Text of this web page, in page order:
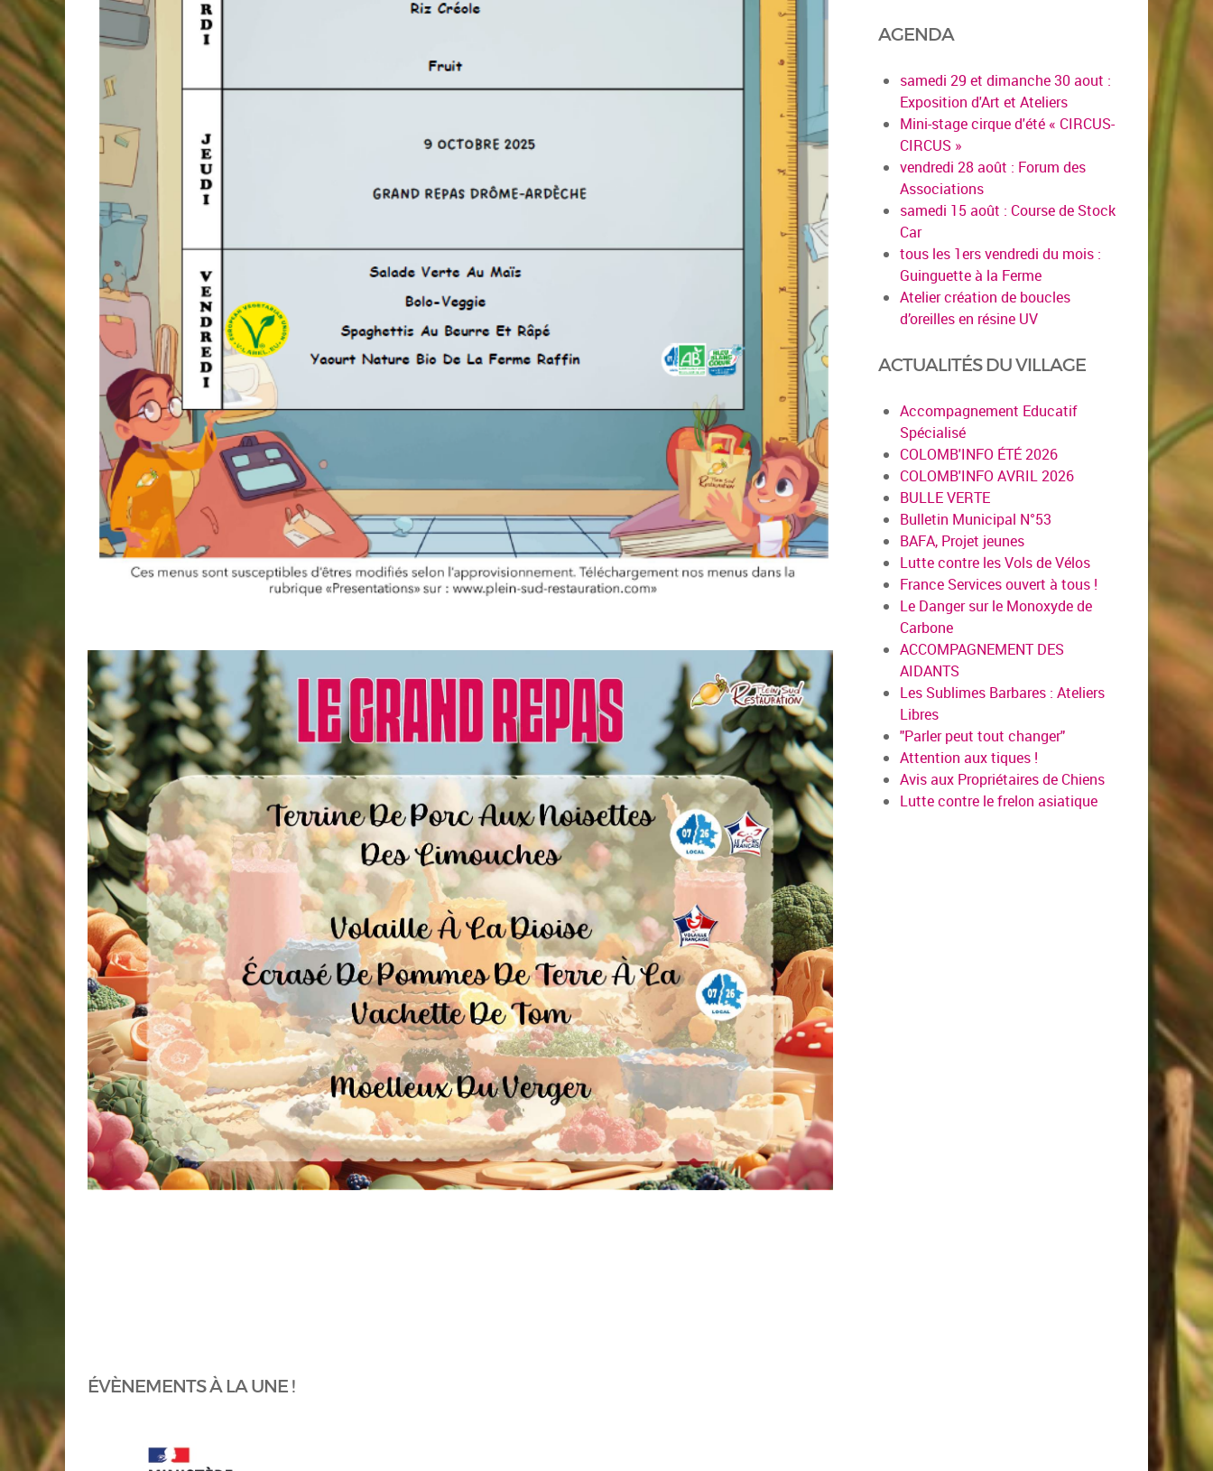
ÉVÈNEMENTS À LA UNE !
AGENDA
samedi 29 et dimanche 30 aout :
Exposition d'Art et Ateliers
Mini-stage cirque d'été « CIRCUS-
CIRCUS »
vendredi 28 août : Forum des
Associations
samedi 15 août : Course de Stock
Car
tous les 1ers vendredi du mois :
Guinguette à la Ferme
Atelier création de boucles
d’oreilles en résine UV
ACTUALITÉS DU VILLAGE
Accompagnement Educatif
Spécialisé
COLOMB'INFO ÉTÉ 2026
COLOMB'INFO AVRIL 2026
BULLE VERTE
Bulletin Municipal N°53
BAFA, Projet jeunes
Lutte contre les Vols de Vélos
France Services ouvert à tous !
Le Danger sur le Monoxyde de
Carbone
ACCOMPAGNEMENT DES
AIDANTS
Les Sublimes Barbares : Ateliers
Libres
"Parler peut tout changer"
Attention aux tiques !
Avis aux Propriétaires de Chiens
Lutte contre le frelon asiatique